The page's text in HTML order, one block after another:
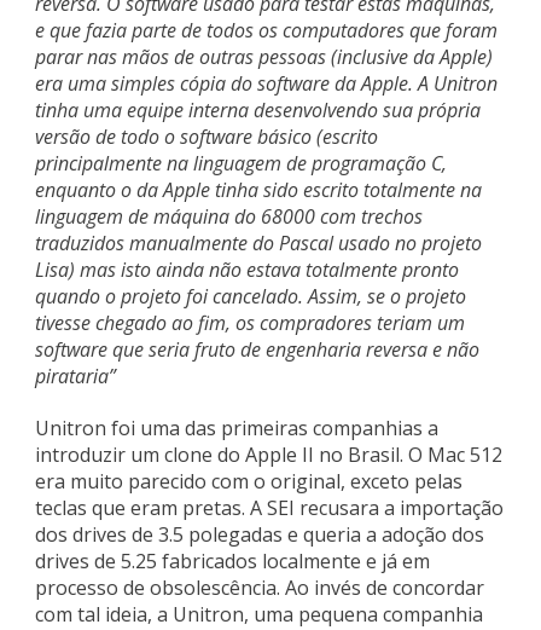
e que fazia parte de todos os computadores que foram
parar nas mãos de outras pessoas (inclusive da Apple)
era uma simples cópia do software da Apple. A Unitron
tinha uma equipe interna desenvolvendo sua própria
versão de todo o software básico (escrito
principalmente na linguagem de programação C,
enquanto o da Apple tinha sido escrito totalmente na
linguagem de máquina do 68000 com trechos
traduzidos manualmente do Pascal usado no projeto
Lisa) mas isto ainda não estava totalmente pronto
quando o projeto foi cancelado. Assim, se o projeto
tivesse chegado ao fim, os compradores teriam um
software que seria fruto de engenharia reversa e não
pirataria”
Unitron foi uma das primeiras companhias a
introduzir um clone do Apple II no Brasil. O Mac 512
era muito parecido com o original, exceto pelas
teclas que eram pretas. A SEI recusara a importação
dos drives de 3.5 polegadas e queria a adoção dos
drives de 5.25 fabricados localmente e já em
processo de obsolescência. Ao invés de concordar
com tal ideia, a Unitron, uma pequena companhia